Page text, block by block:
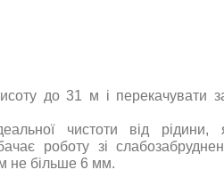
до 31 м і перекачувати
чистоти від рідини,
роботу зі
не більше 6 мм.